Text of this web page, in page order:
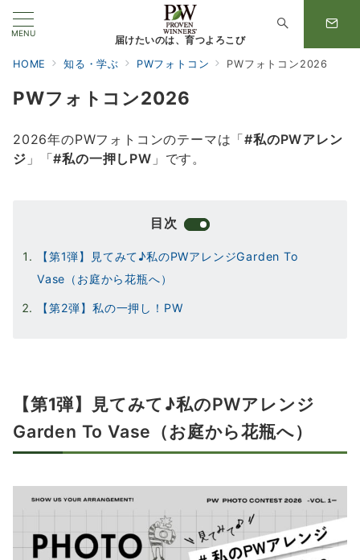
MENU
届けたいのは、育つよろこび
HOME 知る・学ぶ PWフォトコン PWフォトコン2026
PWフォトコン2026
2026年のPWフォトコンのテーマは「#私のPWアレン
ジ 」「#私の一押しPW 」です。
目次
【第1弾】見てみて♪私のPWアレンジGarden To
Vase（お庭から花瓶へ）
【第2弾】私の一押し！PW
【第1弾】
見てみて♪私のPWアレンジ
Garden To Vase （お庭から花瓶へ）